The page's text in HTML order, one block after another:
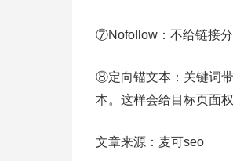
⑦Nofollow：不给链接分
⑧定向锚文本：关键词
本。这样会给目标页面
文章来源：麦可seo